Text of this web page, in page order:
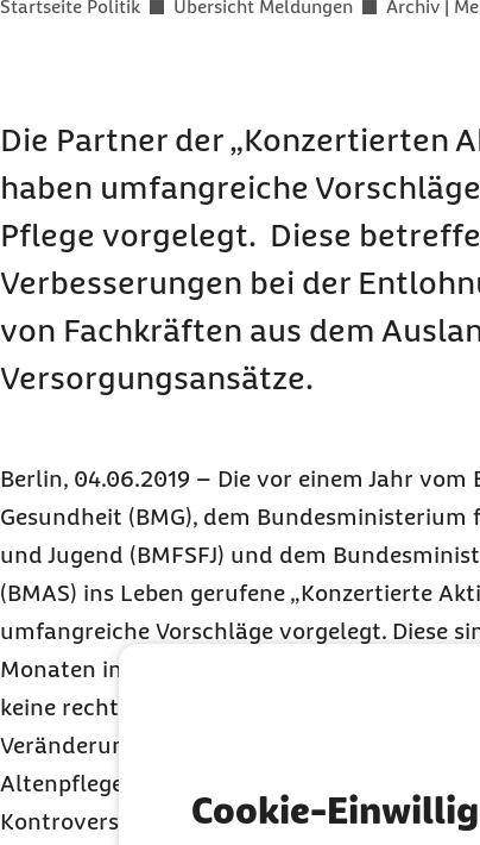
Cookie-
Sie befinden sich hier:
Startseite Politik Übersicht Meldungen Archiv |
Die Partner der „Konzertierten
haben umfangreiche
Pflege vorgelegt. Diese
Verbesserungen bei der
von Fachkräften aus dem
Versorgungsansätze.
Berlin, 04.06.2019 – Die vor einem Jahr
Gesundheit (BMG), dem Bundesministerium
und Jugend (BMFSFJ) und dem
(BMAS) ins Leben gerufene „Konzertierte
umfangreiche Vorschläge vorgelegt. Diese
Monaten in fünf Arbeitsgruppen entstanden.
keine rechtlich bindende Wirkung, zeigen
Veränderungen im Bereich der Pflege im
Altenpflegeeinrichtungen.
Kontrovers diskutiert wurde in derKAP, wie